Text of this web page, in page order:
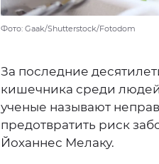
Фото: Gaak/Shutterstock/Fotodom
За последние
кишечника среди
ученые называют
предотвратить риск
Йоханнес Мелаку.